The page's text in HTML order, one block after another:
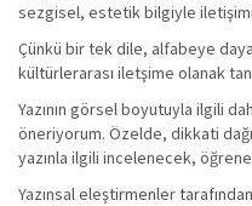
sezgisel, estetik bilgiyle iletişimi
Çünkü bir tek dile, alfabeye
kültürlerarası iletşime olanak
Yazının görsel boyutuyla ilgili
öneriyorum. Özelde, dikkati
yazınla ilgili incelenecek,
Yazınsal eleştirmenler